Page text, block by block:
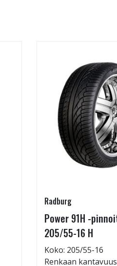
Radburg
Power 91H -
205/55-16 H
Koko: 205/55-16
Renkaan